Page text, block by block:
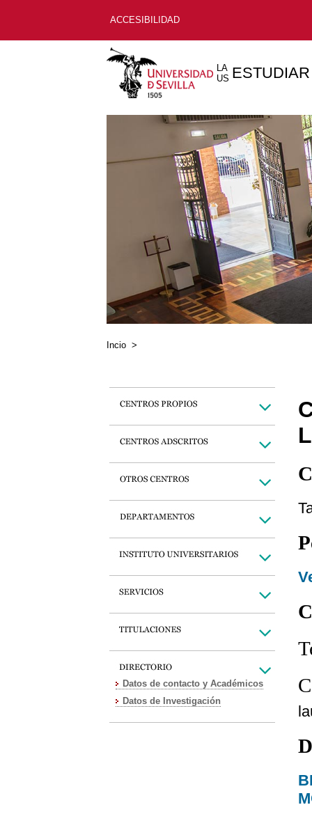
ACCESIBILIDAD
LA
US ESTUDIAR
Incio >
Datos de contacto y Académicos
Datos de Investigación